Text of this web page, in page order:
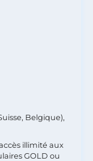
Belgique),
illimité aux
GOLD ou